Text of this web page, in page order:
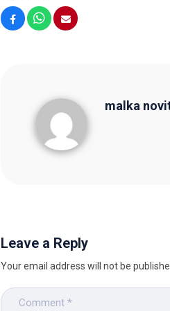
malka
Leave a Reply
Your email address will not be